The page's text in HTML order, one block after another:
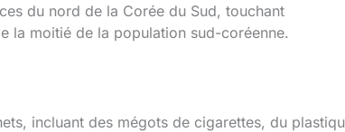
du nord de la Corée du Sud, touchant
la moitié de la population sud-coréenne.
incluant des mégots de cigarettes, du